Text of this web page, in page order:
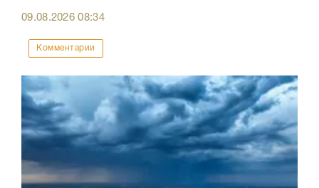
09.08.202608:34
Комментарии